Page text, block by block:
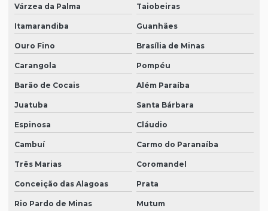
Várzea da Palma Taiobeiras
Itamarandiba Guanhães
Ouro Fino Brasília de Minas
Carangola Pompéu
Barão de Cocais Além Paraíba
Juatuba Santa Bárbara
Espinosa Cláudio
Cambuí Carmo do Paranaíba
Três Marias Coromandel
Conceição das Alagoas Prata
Rio Pardo de Minas Mutum